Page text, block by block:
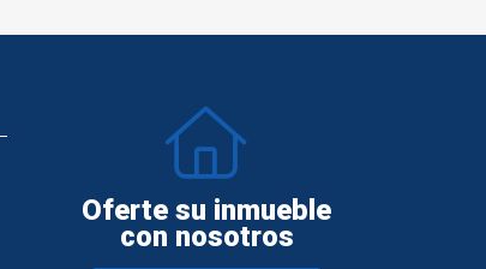
Oferte su inmueble
con nosotros